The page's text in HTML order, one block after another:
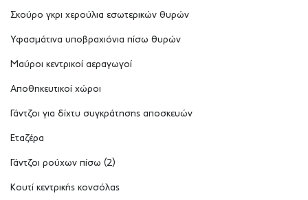
Σκούρο γκρι χερούλια εσωτερικών θυρών
Υφασμάτινα υποβραχιόνια πίσω θυρών
Μαύροι κεντρικοί αεραγωγοί
Αποθηκευτικοί χώροι
Γάντζοι για δίχτυ συγκράτησης αποσκευών
Εταζέρα
Γάντζοι ρούχων πίσω (2)
Κουτί κεντρικής κονσόλας